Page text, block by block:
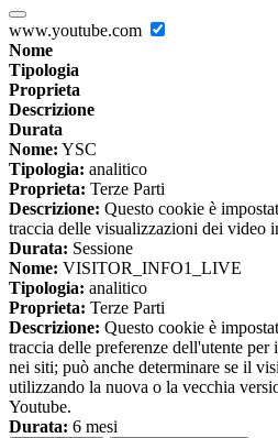
www.youtube.com
Nome
Tipologia
Proprieta
Descrizione
Durata
Nome: YSC
Tipologia: analitico
Proprieta: Terze Parti
Descrizione: Questo cookie è
traccia delle visualizzazioni dei video
Durata: Sessione
Nome: VISITOR_INFO1_LIVE
Tipologia: analitico
Proprieta: Terze Parti
Descrizione: Questo cookie è
traccia delle preferenze dell'utente
nei siti; può anche determinare se il
utilizzando la nuova o la vecchia
Youtube.
Durata: 6 mesi